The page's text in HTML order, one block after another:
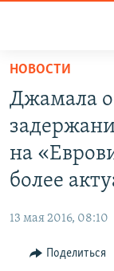
Вернуться
основному
содержанию
Вернутся
главной
Вернутся
поиску
СПЕЦПРОЕКТЫ
ГРУЗ 200
КАРТА ВОЕННЫХ
ИСТОРИЯ
ИНФОГРАФИКА
РАДІО СВОБОДА
КАК ОБОЙТИ
НОВОСТИ
Джамала
на
более
13 мая 2016, 08:10
Поделиться